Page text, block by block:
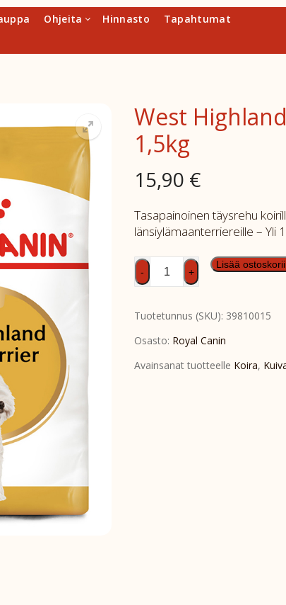
Ohjeita Hinnasto
Tapahtumat
West
1,5kg
15,90 €
Tasapainoinen täysrehu
länsiylämaanterriereille – Yli
West
Highland
Terrier
Adult
määrä
- +
Lisää
Tuotetunnus (SKU): 39810015
Osasto: Royal Canin
Avainsanat tuotteelle Koira,